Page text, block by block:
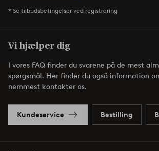
* Se tilbudsbetingelser ved registrering
Vi hjælper dig
I vores FAQ finder du svarene på de mest
spørgsmål. Her finder du også information
nemmest kontakter os.
Kundeservice Bestilling